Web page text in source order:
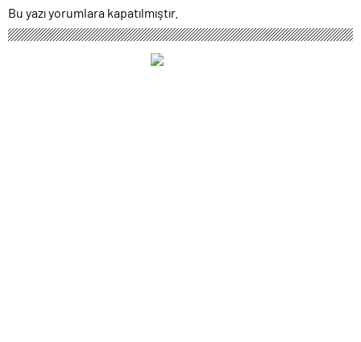
Bu yazı yorumlara kapatılmıştır.